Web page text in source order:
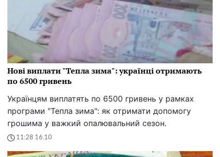
Нові виплати "Тепла зима": українці отримають
по 6500 гривень
Українцям виплатять по 6500 гривень у рамках
програми "Тепла зима": як отримати допомогу
грошима у важкий опалювальний сезон.
11:28 16.10